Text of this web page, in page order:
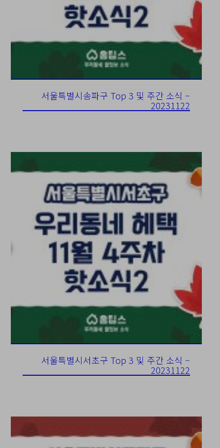
서울특별시송파구 Top 3 및 주간 소식 –
20231122
서울특별시서초구 Top 3 및 주간 소식 –
20231122